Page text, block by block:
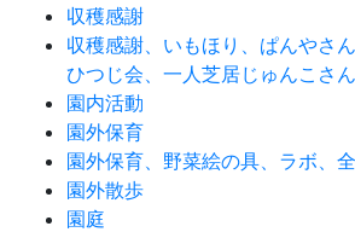
収穫感謝
収穫感謝、いもほり、ぱんやさ
ひつじ会、一人芝居じゅんこさん
園内活動
園外保育
園外保育、野菜絵の具、ラボ、
園外散歩
園庭